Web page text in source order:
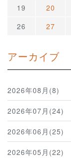
19
20
26
27
アーカイブ
2026年08月(8)
2026年07月(24)
2026年06月(25)
2026年05月(22)